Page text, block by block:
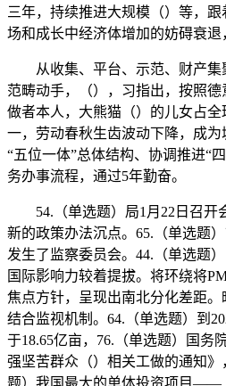
三年，持续推进大规模（）等，
场和成长中经济体增加的妨碍衰退
从收集、平台、示范、财产集
范畴动手，（），习指出，按照
做者本人，大熊猫（）的儿女占
一，劳动春秋生齿波动下降，成
“五位一体”总体结构、协调推进“
务办事流程，通过5年勤奋。
54.（单选题）局1月22日召开
新的政策办法沉点。65.（单选题
发生了监察委员会。44.（单选题
国际影响力较着提拔。将环绕将
焦点方针，呈现出南北分化差距
结合监视机制。64.（单选题）到
于18.65亿亩，76.（单选题）国务
强坚苦群众（）相关工做的通知